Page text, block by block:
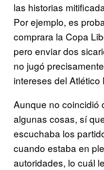
las historias
Por ejemplo, es
comprara la Copa
pero enviar dos
no jugó
intereses del Atlético
Aunque no coincidió
algunas cosas, sí
escuchaba los
cuando estaba en
autoridades, lo cuál